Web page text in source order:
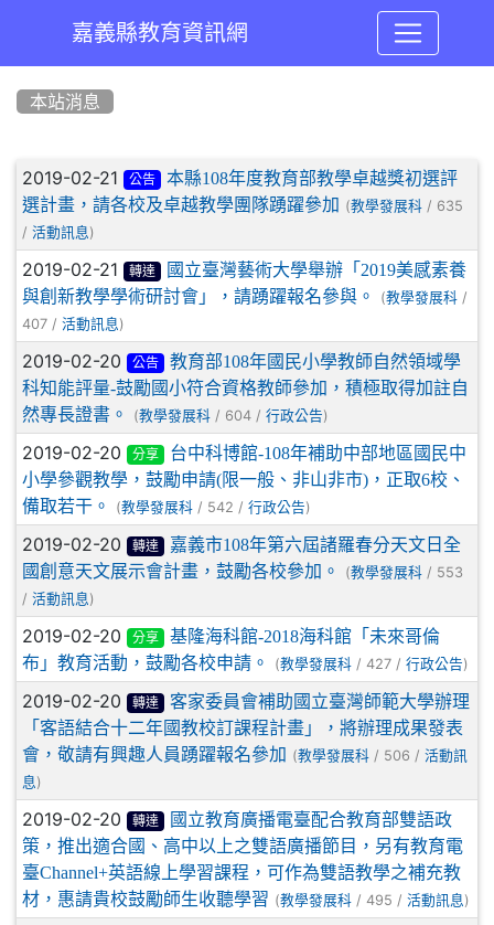
嘉義縣教育資訊網
本站消息
文章列表
2019-02-21 公告
本縣108年度教育部教學卓越獎初選評
選計畫，請各校及卓越教學團隊踴躍參加 (教學發展科 / 635
/ 活動訊息 )
2019-02-21 轉達
國立臺灣藝術大學舉辦「2019美感素養
與創新教學學術研討會」，請踴躍報名參與。
(教學發展科 /
407 / 活動訊息 )
2019-02-20 公告
教育部108年國民小學教師自然領域學
科知能評量-鼓勵國小符合資格教師參加，積極取得加註自
然專長證書。
(教學發展科 / 604 / 行政公告)
2019-02-20 分享
台中科博館-108年補助中部地區國民中
小學參觀教學，鼓勵申請(限一般、非山非市)，正取6校、
備取若干。
(教學發展科 / 542 / 行政公告)
2019-02-20 轉達
嘉義市108年第六屆諸羅春分天文日全
國創意天文展示會計畫，鼓勵各校參加。
(教學發展科 / 553
/ 活動訊息 )
2019-02-20 分享
基隆海科館-2018海科館「未來哥倫
布」教育活動，鼓勵各校申請。
(教學發展科 / 427 / 行政公告)
2019-02-20 轉達
客家委員會補助國立臺灣師範大學辦理
「客語結合十二年國教校訂課程計畫」，將辦理成果發表
會，敬請有興趣人員踴躍報名參加 (教學發展科 / 506 / 活動訊
息 )
2019-02-20 轉達
國立教育廣播電臺配合教育部雙語政
策，推出適合國、高中以上之雙語廣播節目，另有教育電
臺Channel+英語線上學習課程，可作為雙語教學之補充教
材，惠請貴校鼓勵師生收聽學習 (教學發展科 / 495 / 活動訊息 )